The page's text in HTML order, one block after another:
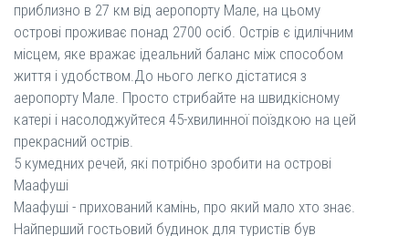
приблизно в 27 км від аеропорту Мале, на цьому
острові проживає понад 2700 осіб. Острів є ідилічним
місцем, яке вражає ідеальний баланс між способом
життя і удобством.До нього легко дістатися з
аеропорту Мале. Просто стрибайте на швидкісному
катері і насолоджуйтеся 45-хвилинної поїздкою на цей
прекрасний острів.
5 кумедних речей, які потрібно зробити на острові
Маафуші
Маафуші - прихований камінь, про який мало хто знає.
Найперший гостьовий будинок для туристів був